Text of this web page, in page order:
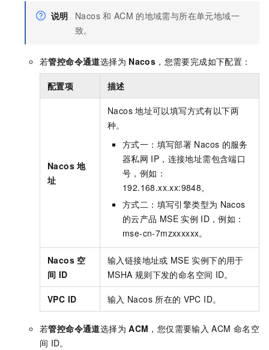
说明 Nacos 和 ACM 的地域需与所在单元地域一
致。
若管控命令通道选择为 Nacos ，您需要完成如下配置：
配置项 描述
Nacos 地
址
Nacos 地址可以填写方式有以下两
种。
方式一：填写部署 Nacos 的服务
器私网 IP，连接地址需包含端口
号，例如：
192.168.xx.xx:9848。
方式二：填写引擎类型为 Nacos
的云产品 MSE 实例 ID，例如：
mse-cn-7mzxxxxxx。
Nacos 空
间 ID
输入链接地址或 MSE 实例下的用于
MSHA 规则下发的命名空间 ID。
VPC ID 输入 Nacos 所在的 VPC ID。
若管控命令通道选择为 ACM ，您仅需要输入 ACM 命名空
间 ID。